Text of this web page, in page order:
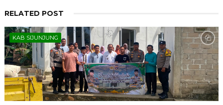
RELATED POST
KAB SIJUNJUNG